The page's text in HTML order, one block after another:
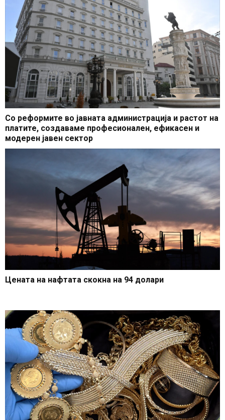
Со реформите во јавната администрација и растот на
платите, создаваме професионален, ефикасен и
модерен јавен сектор
Цената на нафтата скокна на 94 долари